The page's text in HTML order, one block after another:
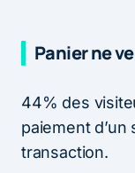
Panier ne
44% des
paiement
transaction.